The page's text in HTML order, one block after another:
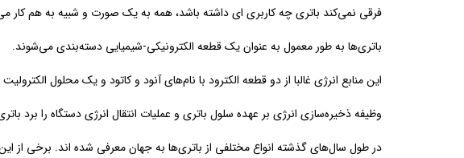
فرقی نمی‌کند باتری چه کاربری ای داشته باشد، همه به یک صورت و شبیه به هم کار
باتری‌ها به طور معمول به عنوان یک قطعه الکترونیکی-شیمیایی دسته‌بندی می‌شوند.
این منابع انرژی غالبا از دو قطعه الکترود با نام‌های آنود و کاتود و یک محلول
وظیفه ذخیره‌سازی انرژی بر عهده سلول باتری و عملیات انتقال انرژی دستگاه را برد
در طول سال‌های گذشته انواع مختلفی از باتری‌ها به جهان معرفی شده اند. برخی از